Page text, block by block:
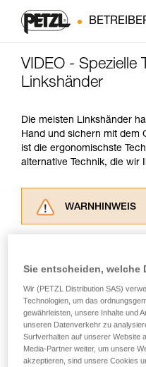
VIDEO - Spezielle
Linkshänder
Die meisten Linkshänder
Hand und sichern mit dem
ist die ergonomischste
alternative Technik, die wir
WARNHINWEIS
ziehen. Um diese
verstehen zu
der
Informationen
Die
entsprechende
Training voraus.
Sie entscheiden, welche
Wir (PETZL Distribution SAS)
Technologien, um das
gewährleisten, unsere Inhalte und
unseren Datenverkehr zu
Surfverhalten auf unserer Website
Media-Partner weiter, um unsere
akzeptieren, sind unsere Cookies